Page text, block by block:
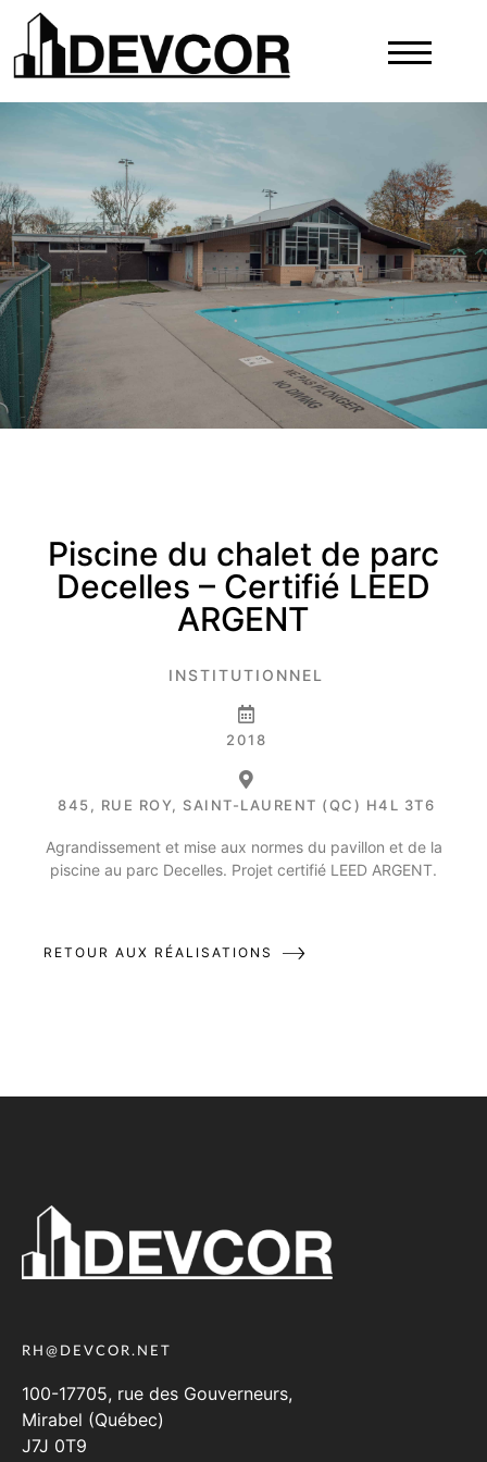
Piscine du chalet de parc
Decelles – Certifié LEED
ARGENT
INSTITUTIONNEL
2018
845, RUE ROY, SAINT-LAURENT (QC) H4L 3T6
Agrandissement et mise aux normes du pavillon et de la
piscine au parc Decelles. Projet certifié LEED ARGENT.
RETOUR AUX RÉALISATIONS
RH@DEVCOR.NET
100-17705, rue des Gouverneurs,
Mirabel (Québec)
J7J 0T9